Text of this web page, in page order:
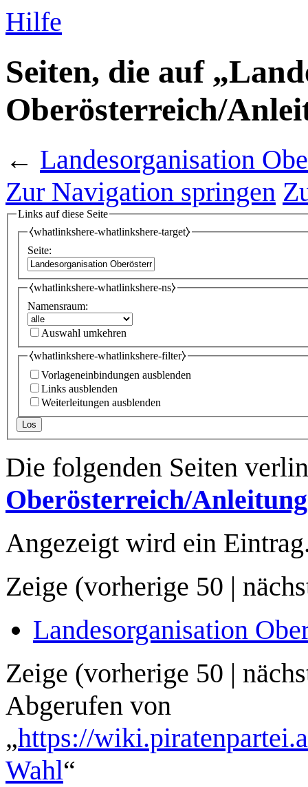
Hilfe
Seiten, die auf
Oberösterreich/
← Landesorganisation
Zur Navigation springen
Links auf diese Seite
⧼whatlinkshere-whatlinkshere-target⧽
Seite:
⧼whatlinkshere-whatlinkshere-ns⧽
Namensraum:
Auswahl umkehren
⧼whatlinkshere-whatlinkshere-filter⧽
Vorlageneinbindungen ausblenden
Links ausblenden
Weiterleitungen ausblenden
Los
Die folgenden Seiten
Oberösterreich/
Angezeigt wird ein
Zeige (vorherige 50 |
Landesorganisation
Zeige (vorherige 50 |
Abgerufen von
„https://
Wahl“